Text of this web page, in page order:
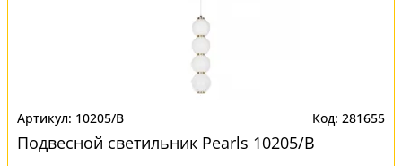
10205/B 281655
Подвесной светильник Pearls 10205/B